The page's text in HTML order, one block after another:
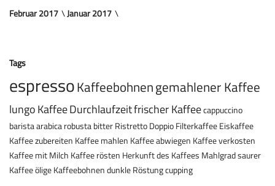
Februar 2017
Januar 2017
Tags
espressoKaffeebohnengemahlener Kaffee
lungoKaffeeDurchlaufzeitfrischer Kaffeecappuccino
baristaarabicarobustabitterRistrettoDoppioFilterkaffeeEiskaffee
Kaffee zubereiten Kaffee mahlen Kaffee abwiegen Kaffee verkosten
Kaffee mit Milch Kaffee rösten Herkunft des Kaffees Mahlgradsaurer
Kaffeeölige Kaffeebohnendunkle Röstungcupping